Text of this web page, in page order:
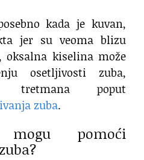
kada je kuvan,
jer su veoma blizu
oksalna kiselina može
osetljivosti zuba,
tretmana poput
zuba.
pomoći